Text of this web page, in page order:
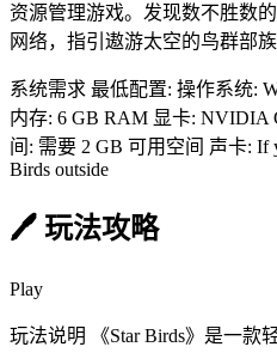
资源管理游戏。发现数不胜数
网络，指引遨游太空的鸟群部
系统需求 最低配置: 操作系统:
内存: 6 GB RAM 显卡: NVIDIA
间: 需要 2 GB 可用空间 声卡: If
Birds outside
🖊️ 玩法攻略
Play
玩法说明 《Star Birds》是一款